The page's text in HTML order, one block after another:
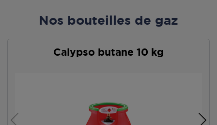
Nos bouteilles de gaz
Calypso butane 10 kg